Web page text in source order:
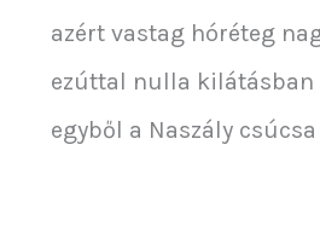
azért vastag hóréteg
ezúttal nulla
egyből a Naszály csúcsa